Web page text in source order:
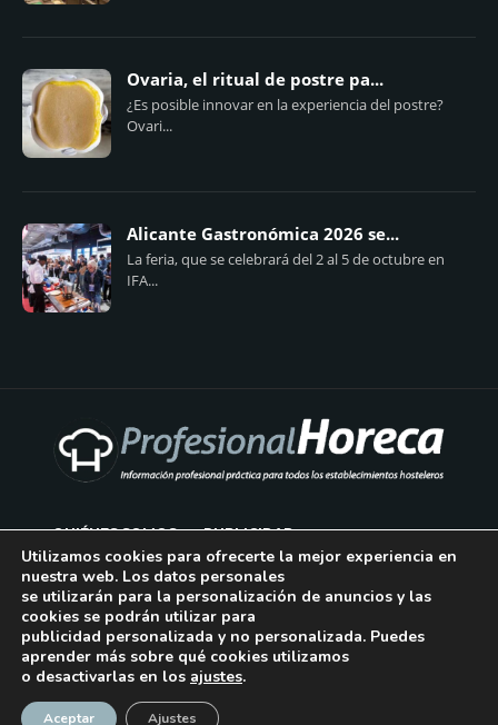
Ovaria, el ritual de postre pa...
¿Es posible innovar en la experiencia del postre?
Ovari...
Alicante Gastronómica 2026 se...
La feria, que se celebrará del 2 al 5 de octubre en
IFA...
QUIÉNES SOMOS PUBLICIDAD
AVISO LEGAL
POLÍTICA DE COOKIES
POLÍTICA DE PRIVACIDAD
CONTACTO
¡Suscríbase!
Utilizamos cookies para ofrecerte la mejor experiencia en
nuestra web. Los datos personales
se utilizarán para la personalización de anuncios y las
cookies se podrán utilizar para
publicidad personalizada y no personalizada. Puedes
aprender más sobre qué cookies utilizamos
o desactivarlas en los ajustes.
Aceptar Ajustes